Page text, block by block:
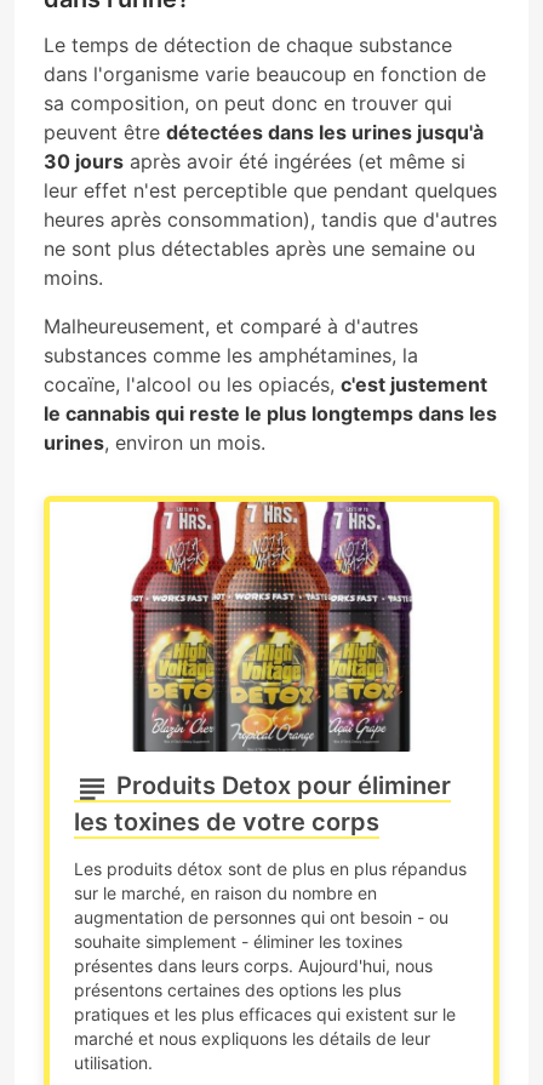
Le temps de détection de chaque substance
dans l'organisme varie beaucoup en fonction de
sa composition, on peut donc en trouver qui
peuvent être détectées dans les urines jusqu'à
30 jours après avoir été ingérées (et même si
leur effet n'est perceptible que pendant quelques
heures après consommation), tandis que d'autres
ne sont plus détectables après une semaine ou
moins.
Malheureusement, et comparé à d'autres
substances comme les amphétamines, la
cocaïne, l'alcool ou les opiacés, c'est justement
le cannabis qui reste le plus longtemps dans les
urines, environ un mois.
Produits Detox pour éliminer
les toxines de votre corps
Les produits détox sont de plus en plus répandus
sur le marché, en raison du nombre en
augmentation de personnes qui ont besoin - ou
souhaite simplement - éliminer les toxines
présentes dans leurs corps. Aujourd'hui, nous
présentons certaines des options les plus
pratiques et les plus efficaces qui existent sur le
marché et nous expliquons les détails de leur
utilisation.